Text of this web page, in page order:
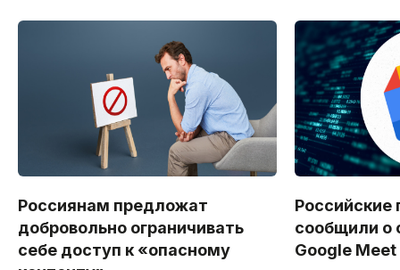
Россиянам предложат
добровольно ограничивать
себе доступ к «опасному
Российские
сообщили о
Google Meet